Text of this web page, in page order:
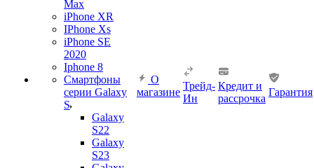
Max
iPhone XR
IPhone Xs
iPhone SE
2020
Iphone 8
Смартфоны
серии Galaxy
S
Galaxy
S22
Galaxy
S23
О
магазине
Трейд-
Ин
Кредит и
рассрочка
Гарантия